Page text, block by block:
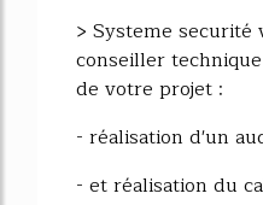
> Systeme securité
conseiller
de votre projet :
- réalisation d'un
- et réalisation du